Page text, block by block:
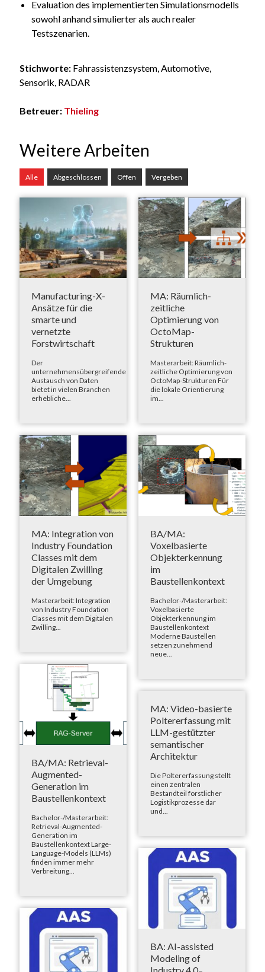
Evaluation des implementierten Simulationsmodells
sowohl anhand simulierter als auch realer
Testszenarien.
Stichworte:Fahrassistenzsystem, Automotive,
Sensorik, RADAR
Betreuer: Thieling
Weitere Arbeiten
Alle Abgeschlossen Offen Vergeben
Manufacturing-X-
Ansätze für die
smarte und
vernetzte
Forstwirtschaft
Der
unternehmensübergreifende
Austausch von Daten
bietet in vielen Branchen
erhebliche...
MA: Räumlich-
zeitliche
Optimierung von
OctoMap-
Strukturen
Masterarbeit: Räumlich-
zeitliche Optimierung von
OctoMap-Strukturen Für
die lokale Orientierung
im...
MA: Integration von
Industry Foundation
Classes mit dem
Digitalen Zwilling
der Umgebung
Masterarbeit: Integration
von Industry Foundation
Classes mit dem Digitalen
Zwilling...
BA/MA:
Voxelbasierte
Objekterkennung
im
Baustellenkontext
Bachelor-/Masterarbeit:
Voxelbasierte
Objekterkennung im
Baustellenkontext
Moderne Baustellen
setzen zunehmend
neue...
BA/MA: Retrieval-
Augmented-
Generation im
Baustellenkontext
Bachelor-/Masterarbeit:
Retrieval-Augmented-
Generation im
Baustellenkontext Large-
Language-Models (LLMs)
finden immer mehr
Verbreitung...
MA: Video-basierte
Poltererfassung mit
LLM-gestützter
semantischer
Architektur
Die Poltererfassung stellt
einen zentralen
Bestandteil forstlicher
Logistikprozesse dar
und...
BA: AI-assisted
Modeling of
Industry 4.0–